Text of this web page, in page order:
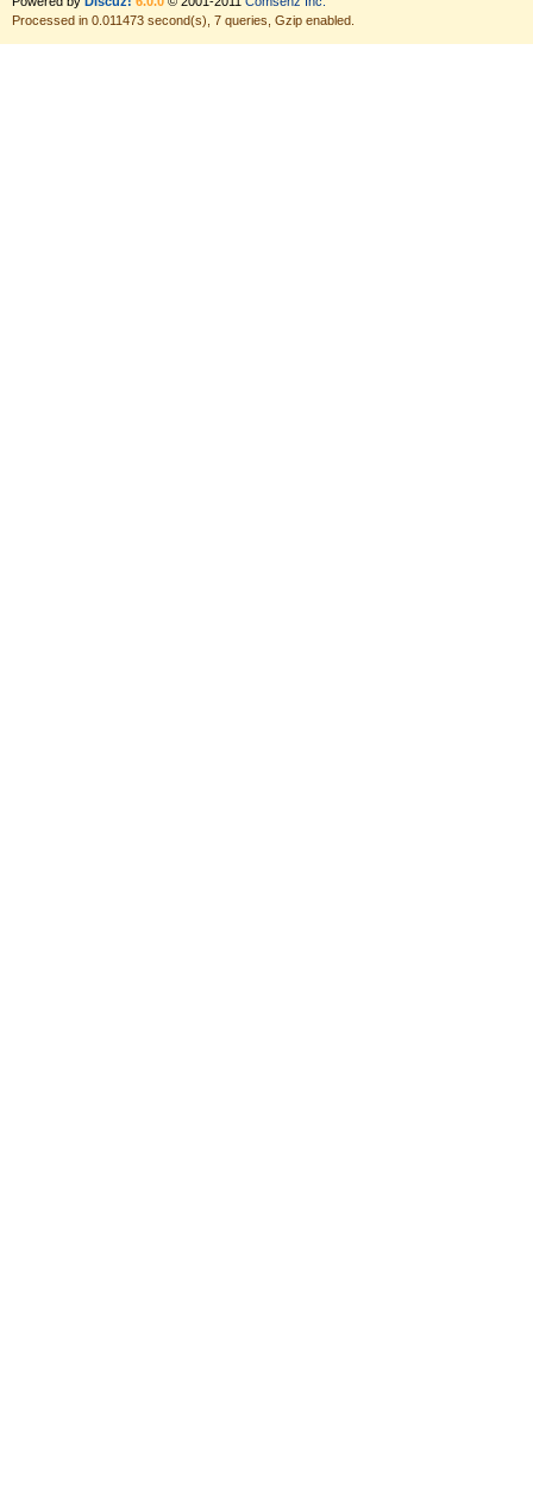
Processed in 0.011473 second(s), 7 queries, Gzip enabled.